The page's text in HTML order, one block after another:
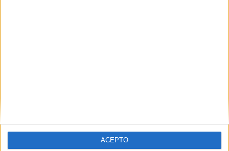
ACEPTO